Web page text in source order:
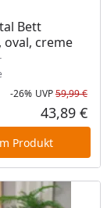
Bett
oval, creme
Lager
-26% UVP59,99 €
43,89 €
Produkt